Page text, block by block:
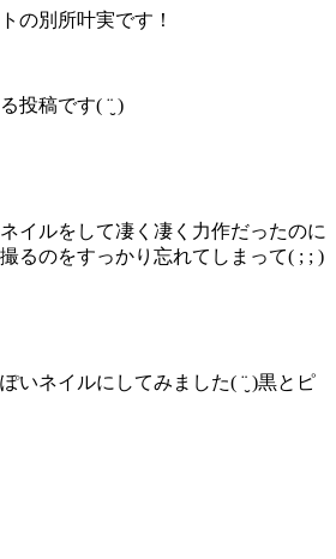
の別所叶実です！
投稿です( ¨̮ )
イルをして凄く凄く力作だったのに
るのをすっかり忘れてしまって( ; ; )
いネイルにしてみました( ¨̮ )黒とピ